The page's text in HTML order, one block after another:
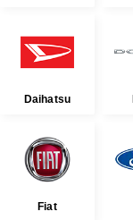
Daihatsu
Fiat